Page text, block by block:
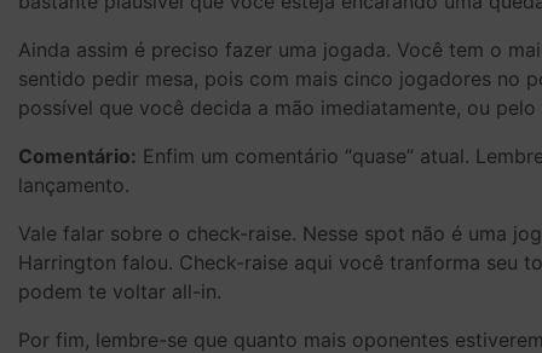
Ainda assim é preciso fazer uma jogada. Você tem o
sentido pedir mesa, pois com mais cinco jogadores no
possível que você decida a mão imediatamente, ou
Comentário: Enfim um comentário “quase” atual.
lançamento.
Vale falar sobre o check-raise. Nesse spot não é uma
Harrington falou. Check-raise aqui você tranforma seu
podem te voltar all-in.
Por fim, lembre-se que quanto mais oponentes